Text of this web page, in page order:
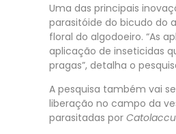
Uma das principais
parasitóide do bicudo do
floral do algodoeiro. “As
aplicação de inseticidas
pragas”, detalha o
A pesquisa também vai
liberação no campo da
parasitadas por